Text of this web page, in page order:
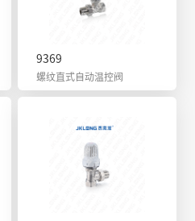
9369
螺纹直式自动温控阀